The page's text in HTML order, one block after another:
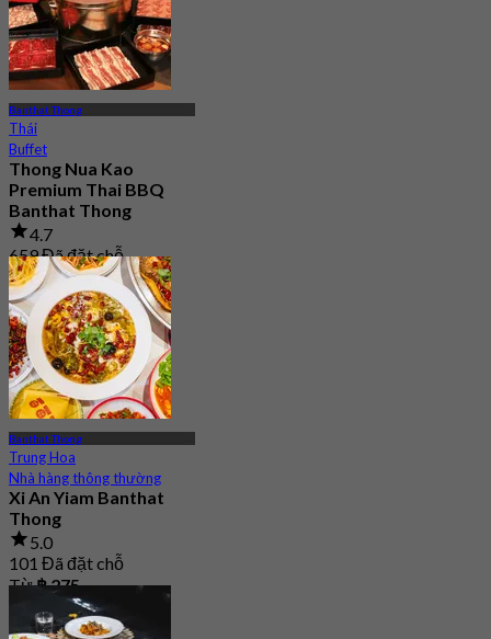
Banthat Thong
Thái
Buffet
Thong Nua Kao
Premium Thai BBQ
Banthat Thong
4.7
659 Đã đặt chỗ
Từ฿ 529
Banthat Thong
Trung Hoa
Nhà hàng thông thường
Xi An Yiam Banthat
Thong
5.0
101 Đã đặt chỗ
Từ฿ 275